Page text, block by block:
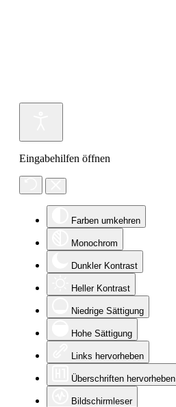
Eingabehilfen öffnen
Farben umkehren
Monochrom
Dunkler Kontrast
Heller Kontrast
Niedrige Sättigung
Hohe Sättigung
Links hervorheben
Überschriften hervorheben
Bildschirmleser